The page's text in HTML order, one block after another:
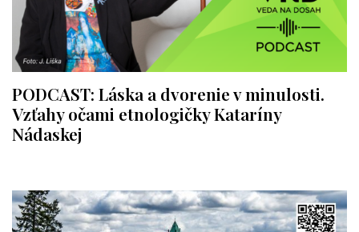
PODCAST: Láska a dvorenie v minulosti.
Vzťahy očami etnologičky Kataríny
Nádaskej